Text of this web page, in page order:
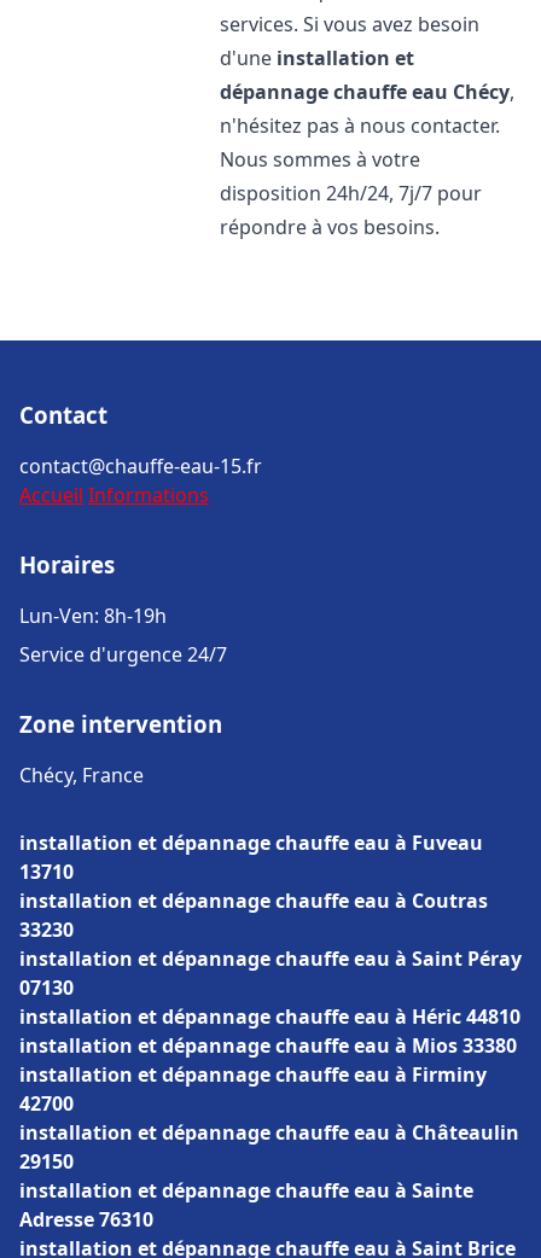
services. Si vous avez besoin
d'une installation et
dépannage chauffe eau Chécy,
n'hésitez pas à nous contacter.
Nous sommes à votre
disposition 24h/24, 7j/7 pour
répondre à vos besoins.
Contact
contact@chauffe-eau-15.fr
Accueil Informations
Horaires
Lun-Ven: 8h-19h
Service d'urgence 24/7
Zone intervention
Chécy, France
installation et dépannage chauffe eau à Fuveau
13710
installation et dépannage chauffe eau à Coutras
33230
installation et dépannage chauffe eau à Saint Péray
07130
installation et dépannage chauffe eau à Héric 44810
installation et dépannage chauffe eau à Mios 33380
installation et dépannage chauffe eau à Firminy
42700
installation et dépannage chauffe eau à Châteaulin
29150
installation et dépannage chauffe eau à Sainte
Adresse 76310
installation et dépannage chauffe eau à Saint Brice